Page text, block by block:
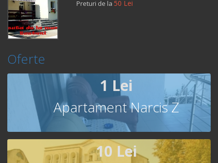
Preturi de la 50 Lei
Oferte
1 Lei
Apartament Narcis Z
10 Lei